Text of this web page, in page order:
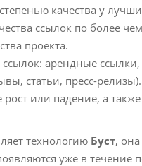
качества у
ссылок по более
проекта.
арендные
статьи, пресс-релизы).
или падение, а
технологию Буст,
уже в течение